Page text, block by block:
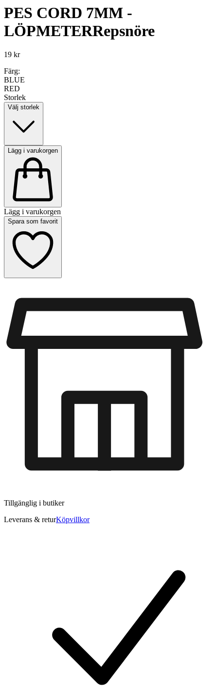
PES CORD 7MM -
LÖPMETERRepsnöre
19 kr
Färg:
BLUE
RED
Storlek
Välj storlek
Lägg i varukorgen
Lägg i varukorgen
Spara som favorit
Tillgänglig i butiker
Leverans & returKöpvillkor